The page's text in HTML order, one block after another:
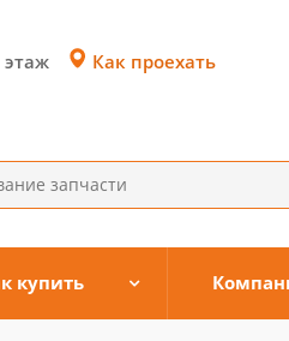
этаж Как проехать
купить